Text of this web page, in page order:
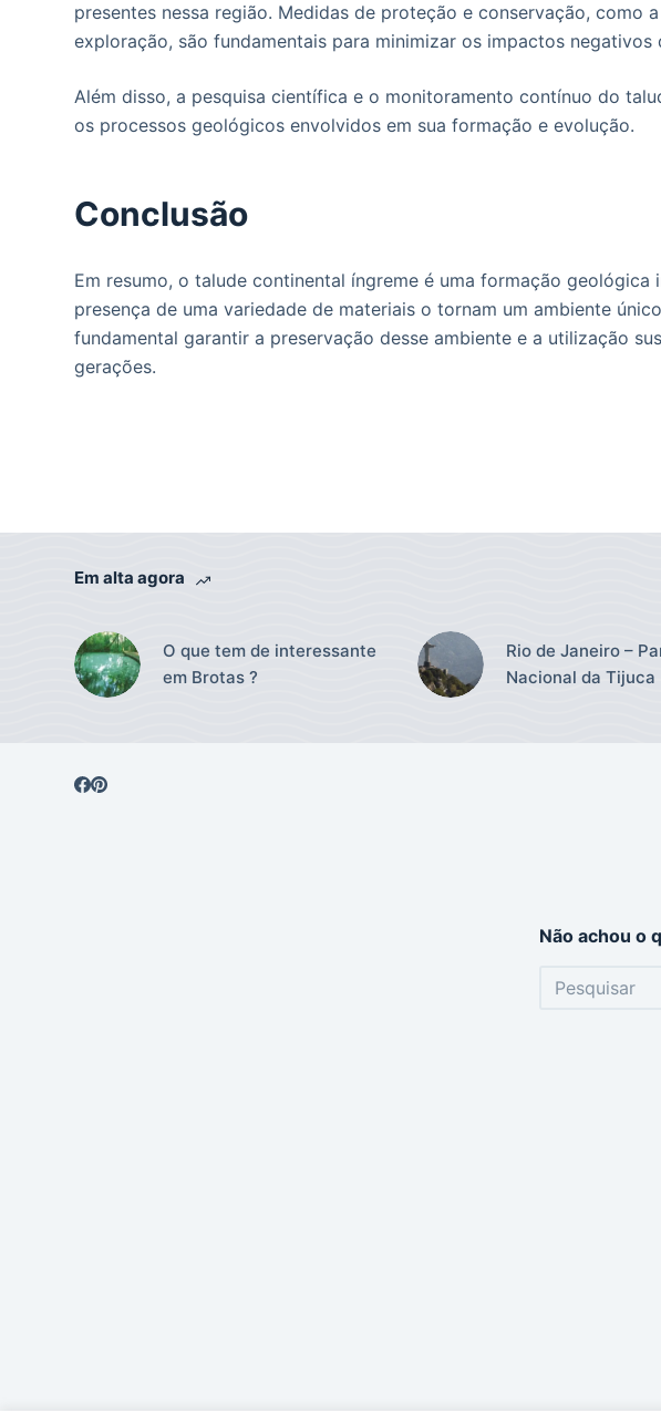
presentes nessa região. Medidas de proteção e conservação,
exploração, são fundamentais para minimizar os impactos negativos
Além disso, a pesquisa científica e o monitoramento contínuo do
os processos geológicos envolvidos em sua formação e evolução.
Conclusão
Em resumo, o talude continental íngreme é uma formação
presença de uma variedade de materiais o tornam um ambiente
fundamental garantir a preservação desse ambiente e a utilização
gerações.
Em alta agora
O que tem de interessante
em Brotas ?
Rio de Janeiro –
Nacional da Tijuca
Não achou o